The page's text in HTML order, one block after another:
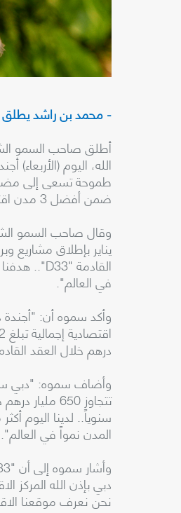
- محمد بن راشد يطلق أجندة
أطلق صاحب السمو
ضمن أفضل 3 مدن اقتصادية حول العالم.
وقال صاحب السمو
يناير بإطلاق مشاريع
في العالم".
درهم خلال العقد القادم..
المدن نمواً في العالم".
نحن نعرف موقعنا